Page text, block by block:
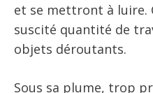
et se mettront à luire.
suscité quantité de
objets déroutants.
Sous sa plume, trop